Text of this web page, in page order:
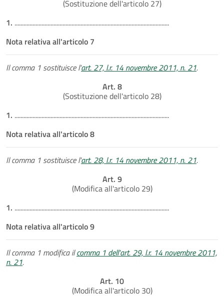
(Sostituzione dell'articolo 27)
1. .......................................................................................................
Nota relativa all'articolo 7
Il comma 1 sostituisce l'art. 27, l.r. 14 novembre 2011, n. 21.
Art. 8
(Sostituzione dell'articolo 28)
1. .......................................................................................................
Nota relativa all'articolo 8
Il comma 1 sostituisce l'art. 28, l.r. 14 novembre 2011, n. 21.
Art. 9
(Modifica all'articolo 29)
1. .......................................................................................................
Nota relativa all'articolo 9
Il comma 1 modifica ilcomma 1 dell'art. 29, l.r. 14 novembre 2011,
n. 21.
Art. 10
(Modifica all'articolo 30)